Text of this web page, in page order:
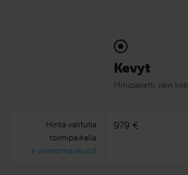
Kevyt
Mini­paketti vain
Hinta valitulla
toimipaikalla
+ viranomaiskulut
979 €